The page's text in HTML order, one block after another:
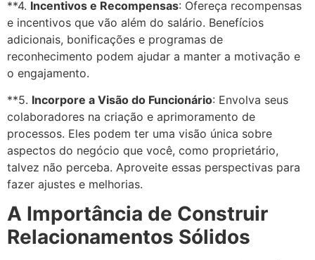
**4. Incentivos e Recompensas: Ofereça recompensas
e incentivos que vão além do salário. Benefícios
adicionais, bonificações e programas de
reconhecimento podem ajudar a manter a motivação e
o engajamento.
**5. Incorpore a Visão do Funcionário: Envolva seus
colaboradores na criação e aprimoramento de
processos. Eles podem ter uma visão única sobre
aspectos do negócio que você, como proprietário,
talvez não perceba. Aproveite essas perspectivas para
fazer ajustes e melhorias.
A Importância de Construir
Relacionamentos Sólidos